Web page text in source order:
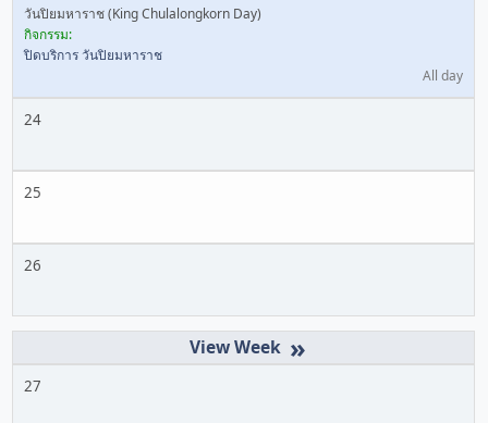
วันปิยมหาราช (King Chulalongkorn Day)
กิจกรรม:
ปิดบริการ วันปิยมหาราช
All day
24
25
26
»
27